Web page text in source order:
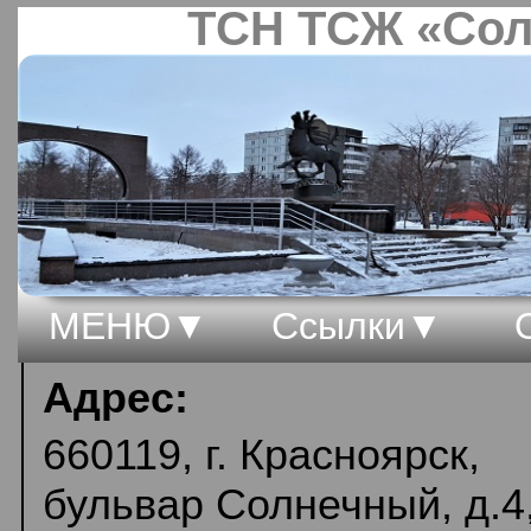
ТСН ТСЖ
МЕНЮ Ссылки
Адрес:
660119, г. Красноярск,
бульвар Солнечный,